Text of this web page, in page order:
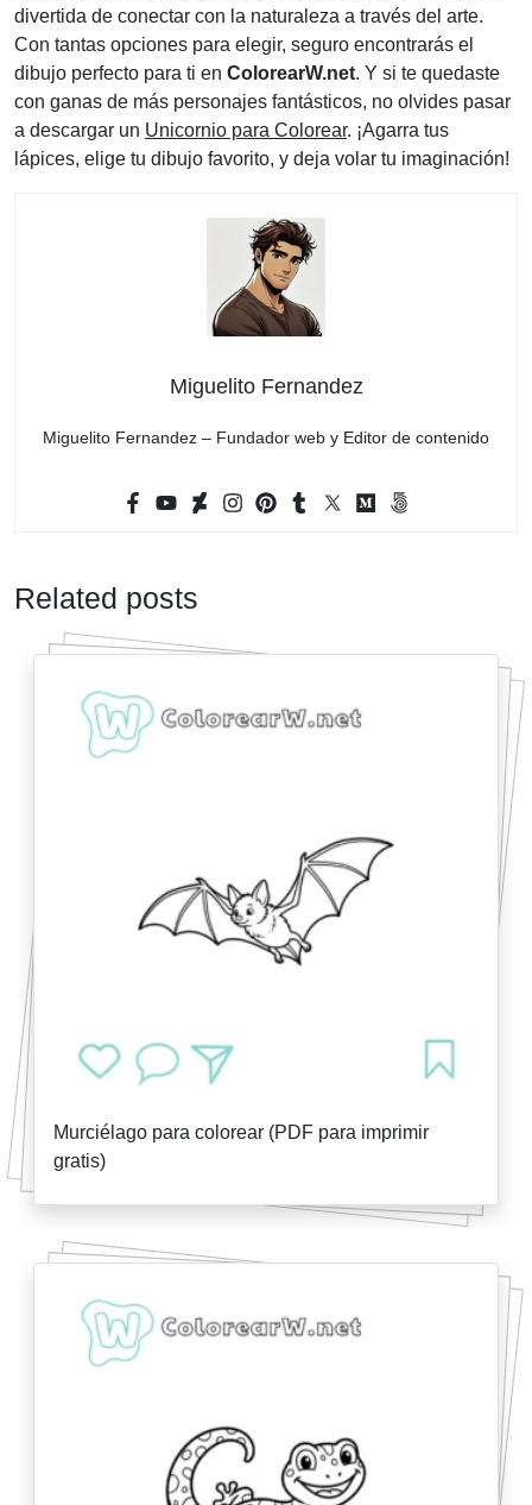
divertida de conectar con la naturaleza a través del arte.
Con tantas opciones para elegir, seguro encontrarás el
dibujo perfecto para ti en ColorearW.net. Y si te quedaste
con ganas de más personajes fantásticos, no olvides pasar
a descargar un Unicornio para Colorear. ¡Agarra tus
lápices, elige tu dibujo favorito, y deja volar tu imaginación!
Miguelito Fernandez
Miguelito Fernandez – Fundador web y Editor de contenido
Related posts
Murciélago para colorear (PDF para imprimir
gratis)